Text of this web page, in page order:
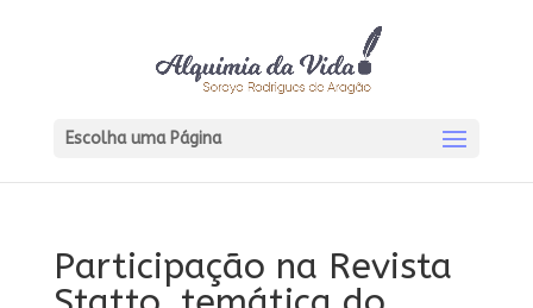
Escolha uma Página
Participação na Revista